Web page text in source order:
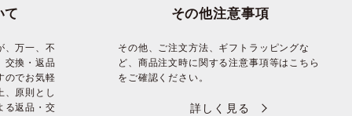
て
、万一、不
交換・返品
のでお気軽
、原則とし
る返品・交
その他注意事項
その他、ご注文方法、ギフトラッピングな
ど、商品注文時に関する注意事項等はこちら
をご確認ください。
詳しく見る